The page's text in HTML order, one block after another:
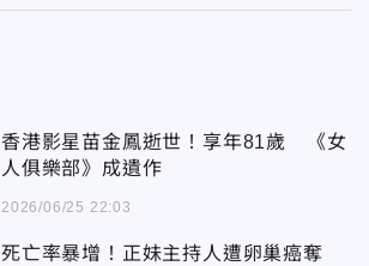
香港影星苗金鳳逝世！享年81歲 《女
人俱樂部》成遺作
2026/06/25 22:03
死亡率暴增！正妹主持人遭卵巢癌奪